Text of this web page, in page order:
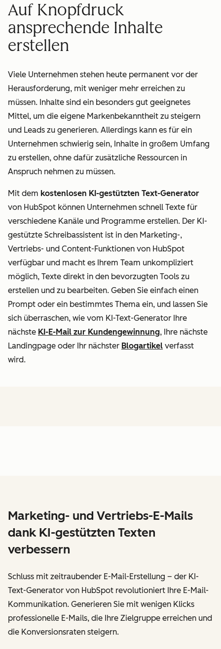
Auf Knopfdruck
ansprechende Inhalte
erstellen
Viele Unternehmen stehen heute permanent vor der
Herausforderung, mit weniger mehr erreichen zu
müssen. Inhalte sind ein besonders gut geeignetes
Mittel, um die eigene Markenbekanntheit zu steigern
und Leads zu generieren. Allerdings kann es für ein
Unternehmen schwierig sein, Inhalte in großem Umfang
zu erstellen, ohne dafür zusätzliche Ressourcen in
Anspruch nehmen zu müssen.
Mit dem kostenlosen KI-gestützten Text-Generator
von HubSpot können Unternehmen schnell Texte für
verschiedene Kanäle und Programme erstellen. Der KI-
gestützte Schreibassistent ist in den Marketing-,
Vertriebs- und Content-Funktionen von HubSpot
verfügbar und macht es Ihrem Team unkompliziert
möglich, Texte direkt in den bevorzugten Tools zu
erstellen und zu bearbeiten. Geben Sie einfach einen
Prompt oder ein bestimmtes Thema ein, und lassen Sie
sich überraschen, wie vom KI-Text-Generator Ihre
nächste KI-E-Mail zur Kundengewinnung, Ihre nächste
Landingpage oder Ihr nächster Blogartikel verfasst
wird.
Marketing- und Vertriebs-E-Mails
dank KI-gestützten Texten
verbessern
Schluss mit zeitraubender E-Mail-Erstellung – der KI-
Text-Generator von HubSpot revolutioniert Ihre E-Mail-
Kommunikation. Generieren Sie mit wenigen Klicks
professionelle E-Mails, die Ihre Zielgruppe erreichen und
die Konversionsraten steigern.